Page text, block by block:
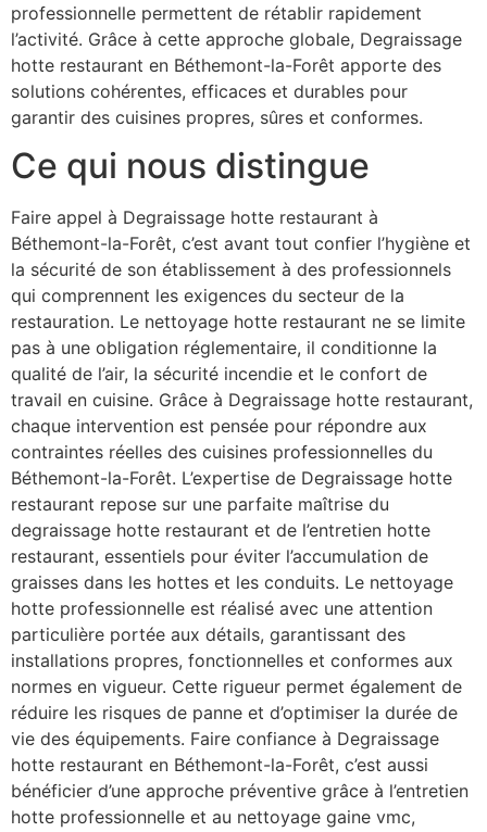
professionnelle permettent de rétablir rapidement
l’activité. Grâce à cette approche globale, Degraissage
hotte restaurant en Béthemont-la-Forêt apporte des
solutions cohérentes, efficaces et durables pour
garantir des cuisines propres, sûres et conformes.
Ce qui nous distingue
Faire appel à Degraissage hotte restaurant à
Béthemont-la-Forêt, c’est avant tout confier l’hygiène et
la sécurité de son établissement à des professionnels
qui comprennent les exigences du secteur de la
restauration. Le nettoyage hotte restaurant ne se limite
pas à une obligation réglementaire, il conditionne la
qualité de l’air, la sécurité incendie et le confort de
travail en cuisine. Grâce à Degraissage hotte restaurant,
chaque intervention est pensée pour répondre aux
contraintes réelles des cuisines professionnelles du
Béthemont-la-Forêt. L’expertise de Degraissage hotte
restaurant repose sur une parfaite maîtrise du
degraissage hotte restaurant et de l’entretien hotte
restaurant, essentiels pour éviter l’accumulation de
graisses dans les hottes et les conduits. Le nettoyage
hotte professionnelle est réalisé avec une attention
particulière portée aux détails, garantissant des
installations propres, fonctionnelles et conformes aux
normes en vigueur. Cette rigueur permet également de
réduire les risques de panne et d’optimiser la durée de
vie des équipements. Faire confiance à Degraissage
hotte restaurant en Béthemont-la-Forêt, c’est aussi
bénéficier d’une approche préventive grâce à l’entretien
hotte professionnelle et au nettoyage gaine vmc,